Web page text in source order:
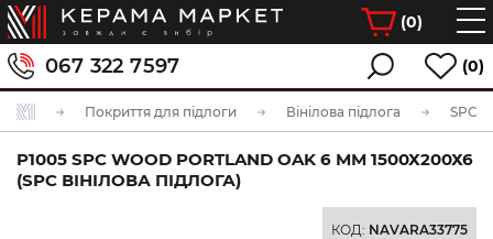
(0)
067 322 7597 (0)
Покриття для підлоги Вінілова підлога SPC
P1005 SPC WOOD PORTLAND OAK 6 ММ 1500Х200Х6
(SPC ВІНІЛОВА ПІДЛОГА)
КОД: NAVARA33775